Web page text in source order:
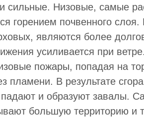
сильные. Низовые, самые
горением почвенного
являются более
усиливается при
пожары, попадая на
пламени. В результате
и образуют завалы.
большую территорию и